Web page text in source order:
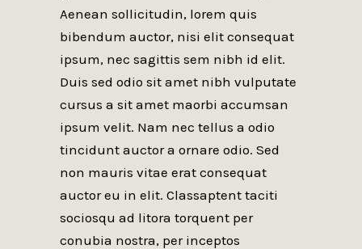
Aenean sollicitudin, lorem quis
bibendum auctor, nisi elit consequat
ipsum, nec sagittis sem nibh id elit.
Duis sed odio sit amet nibh vulputate
cursus a sit amet maorbi accumsan
ipsum velit. Nam nec tellus a odio
tincidunt auctor a ornare odio. Sed
non mauris vitae erat consequat
auctor eu in elit. Classaptent taciti
sociosqu ad litora torquent per
conubia nostra, per inceptos